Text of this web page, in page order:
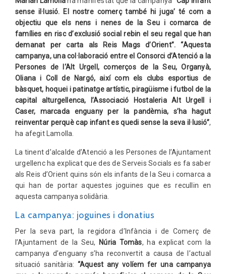
sense il·lusió. El nostre comerç també hi juga’ té com a
objectiu que els nens i nenes de la Seu i comarca de
famílies en risc d’exclusió social rebin el seu regal que han
demanat per carta als Reis Mags d’Orient”. “Aquesta
campanya, una col·laboració entre el Consorci d’Atenció a la
Persones de l‘Alt Urgell, comerços de la Seu, Organyà,
Oliana i Coll de Nargó, així com els clubs esportius de
bàsquet, hoquei i patinatge artístic, piragüisme i futbol de la
capital alturgellenca, l’Associació Hostaleria Alt Urgell i
Caser, marcada enguany per la pandèmia, s’ha hagut
reinventar perquè cap infant es quedi sense la seva il·lusió”,
ha afegit Lamolla.
La tinent d’alcalde d’Atenció a les Persones de l’Ajuntament
urgellenc ha explicat que des de Serveis Socials es fa saber
als Reis d’Orient quins són els infants de la Seu i comarca a
qui han de portar aquestes joguines que es recullin en
aquesta campanya solidària.
La campanya: joguines i donatius
Per la seva part, la regidora d’Infància i de Comerç de
l’Ajuntament de la Seu,
Núria Tomàs, ha explicat com la
campanya d’enguany s’ha reconvertit a causa de l’actual
situació sanitària: “Aquest any volíem fer una campanya